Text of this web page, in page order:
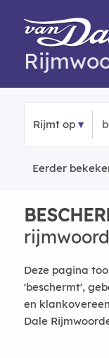
Rijmt op
Eerder
Deze pagina
'beschermt',
en
Dale